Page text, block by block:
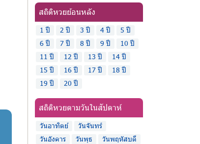
สถิติหวยย้อนหลัง
1 ปี 2 ปี 3 ปี 4 ปี
5 ปี
6 ปี
7 ปี 8 ปี 9 ปี
10 ปี
11 ปี
12 ปี 13 ปี
14 ปี
15 ปี
16 ปี 17 ปี
18 ปี
19 ปี
20 ปี
สถิติหวยตามวันในสัปดาห์
วันอาทิตย์
วันจันทร์
วันอังคาร
วันพุธ
วันพฤหัสบดี